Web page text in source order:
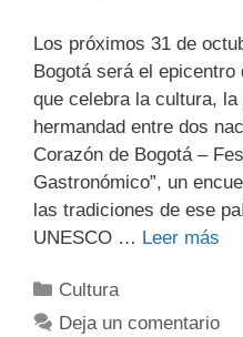
Los próximos 31 de
Bogotá será el
que celebra la cultura,
hermandad entre dos
Corazón de Bogotá –
Gastronómico”, un
las tradiciones de ese
UNESCO … Leer más
Cultura
Deja un comentario